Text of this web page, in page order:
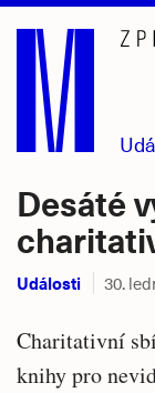
Přejít
hlavní
obsah
Desáté
Události 30.
Charitativní
knihy pro